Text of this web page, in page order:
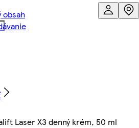
obsah
Laser X3 denný krém, 50 ml